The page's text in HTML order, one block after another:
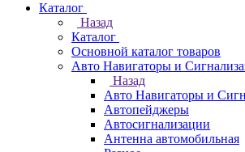
Каталог
Назад
Каталог
Основной каталог товаров
Авто Навигаторы и
Назад
Авто Навигаторы и
Автопейджеры
Автосигнализации
Антенна автомобильная